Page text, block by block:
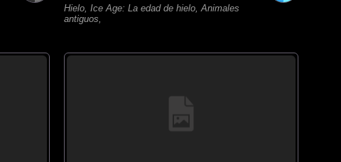
Hielo, Ice Age: La edad de hielo, Animales
antiguos,